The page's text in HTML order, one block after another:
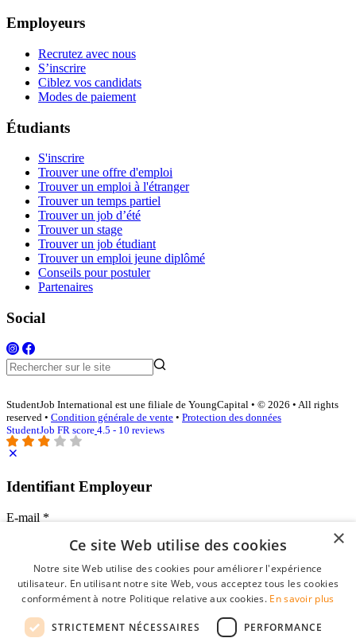
Employeurs
Recrutez avec nous
S’inscrire
Ciblez vos candidats
Modes de paiement
Étudiants
S'inscrire
Trouver une offre d'emploi
Trouver un emploi à l'étranger
Trouver un temps partiel
Trouver un job d’été
Trouver un stage
Trouver un job étudiant
Trouver un emploi jeune diplômé
Conseils pour postuler
Partenaires
Social
StudentJob International est une filiale de YoungCapital • © 2026 • All rights
reserved • Condition générale de vente • Protection des données
StudentJob FR score 4.5 - 10 reviews
Identifiant Employeur
E-mail *
Mot de passe
se souvenir de moi
mot de passe oublié?
×
Ce site Web utilise des cookies
Notre site Web utilise des cookies pour améliorer l'expérience
utilisateur. En utilisant notre site Web, vous acceptez tous les cookies
conformément à notre Politique relative aux cookies. En savoir plus
STRICTEMENT NÉCESSAIRES PERFORMANCE